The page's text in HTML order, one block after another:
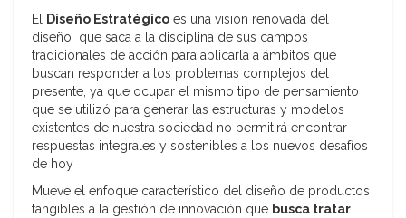
El Diseño Estratégico es una visión renovada del
diseño que saca a la disciplina de sus campos
tradicionales de acción para aplicarla a ámbitos que
buscan responder a los problemas complejos del
presente, ya que ocupar el mismo tipo de pensamiento
que se utilizó para generar las estructuras y modelos
existentes de nuestra sociedad no permitirá encontrar
respuestas integrales y sostenibles a los nuevos desafíos
de hoy
Mueve el enfoque característico del diseño de productos
tangibles a la gestión de innovación que busca tratar